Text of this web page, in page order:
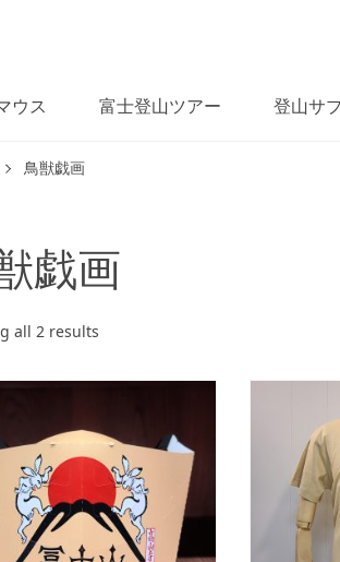
ウス 富士登山ツアー 登山サ
鳥獣戯画
戯画
all 2 results